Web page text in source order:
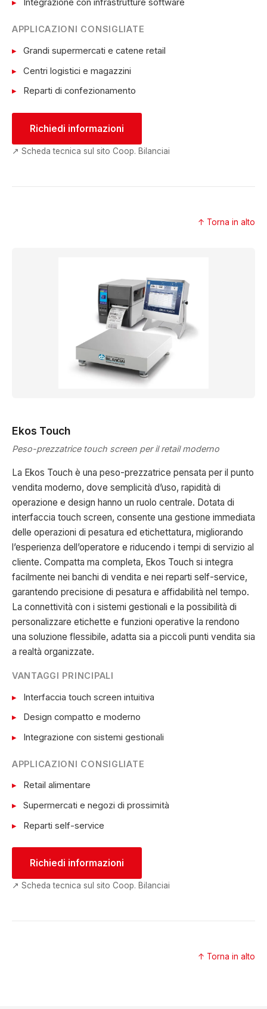
Integrazione con infrastrutture software
APPLICAZIONI CONSIGLIATE
Grandi supermercati e catene retail
Centri logistici e magazzini
Reparti di confezionamento
Richiedi informazioni
↗ Scheda tecnica sul sito Coop. Bilanciai
↑ Torna in alto
Ekos Touch
Peso-prezzatrice touch screen per il retail moderno
La Ekos Touch è una peso-prezzatrice pensata per il punto
vendita moderno, dove semplicità d’uso, rapidità di
operazione e design hanno un ruolo centrale. Dotata di
interfaccia touch screen, consente una gestione immediata
delle operazioni di pesatura ed etichettatura, migliorando
l’esperienza dell’operatore e riducendo i tempi di servizio al
cliente. Compatta ma completa, Ekos Touch si integra
facilmente nei banchi di vendita e nei reparti self-service,
garantendo precisione di pesatura e affidabilità nel tempo.
La connettività con i sistemi gestionali e la possibilità di
personalizzare etichette e funzioni operative la rendono
una soluzione flessibile, adatta sia a piccoli punti vendita sia
a realtà organizzate.
VANTAGGI PRINCIPALI
Interfaccia touch screen intuitiva
Design compatto e moderno
Integrazione con sistemi gestionali
APPLICAZIONI CONSIGLIATE
Retail alimentare
Supermercati e negozi di prossimità
Reparti self-service
Richiedi informazioni
↗ Scheda tecnica sul sito Coop. Bilanciai
↑ Torna in alto